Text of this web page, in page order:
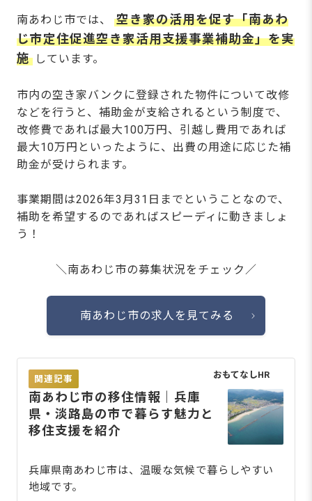
南あわじ市では、
空き家の活用を促す「南あわ
じ市定住促進空き家活用支援事業補助金」を実
施 しています。
市内の空き家バンクに登録された物件について改修
などを行うと、補助金が支給されるという制度で、
改修費であれば最大100万円、引越し費用であれば
最大10万円といったように、出費の用途に応じた補
助金が受けられます。
事業期間は2026年3月31日までということなので、
補助を希望するのであればスピーディに動きましょ
う！
＼南あわじ市の募集状況をチェック／
南あわじ市の求人を見てみる
関連記事 おもてなしHR
南あわじ市の移住情報｜兵庫
県・淡路島の市で暮らす魅力と
移住支援を紹介
兵庫県南あわじ市は、温暖な気候で暮らしやすい
地域です。